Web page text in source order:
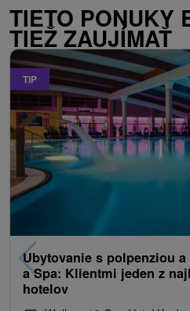
TIETO PONUKY
TIEŽ ZAUJÍMAŤ
TIP
Ubytovanie s polpenziou
a Spa: Klientmi jeden z
hotelov